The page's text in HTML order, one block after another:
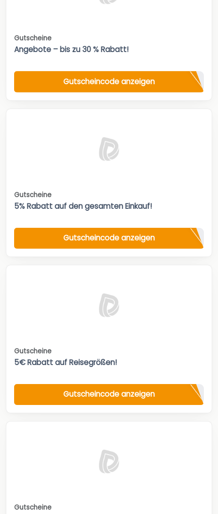
Gutscheine
Angebote – bis zu 30 % Rabatt!
Gutscheincode anzeigen
Gutscheine
5% Rabatt auf den gesamten Einkauf!
Gutscheincode anzeigen
Gutscheine
5€ Rabatt auf Reisegrößen!
Gutscheincode anzeigen
Gutscheine